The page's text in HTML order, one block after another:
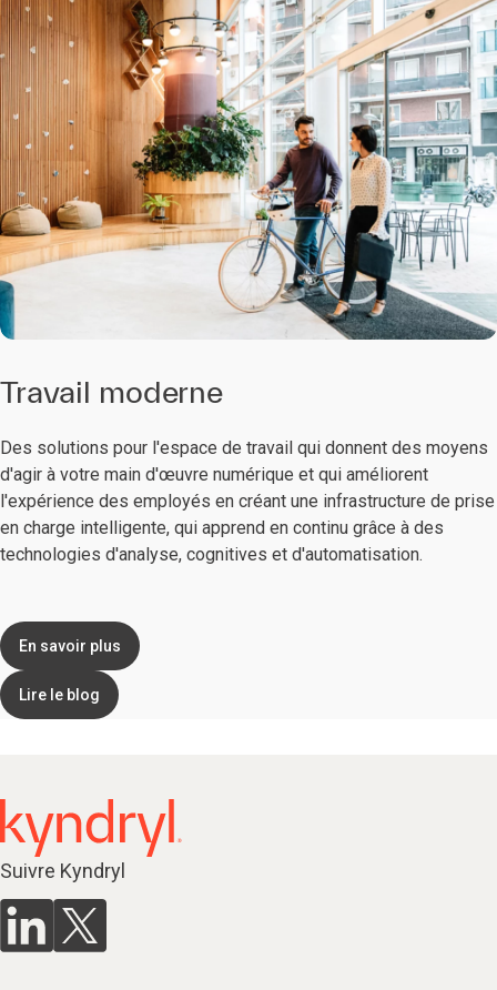
Travail moderne
Des solutions pour l'espace de travail qui donnent des moyens
d'agir à votre main d'œuvre numérique et qui améliorent
l'expérience des employés en créant une infrastructure de prise
en charge intelligente, qui apprend en continu grâce à des
technologies d'analyse, cognitives et d'automatisation.
En savoir plus
Lire le blog
Suivre Kyndryl